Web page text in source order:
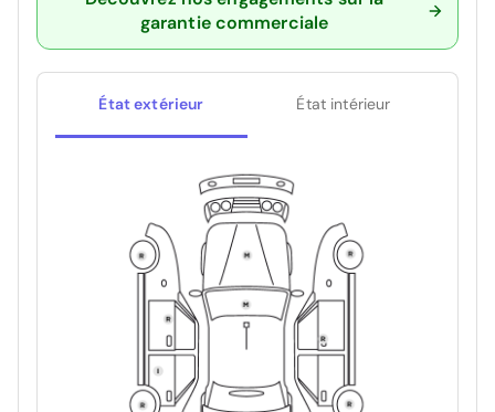
garantie commerciale
État extérieur État intérieur